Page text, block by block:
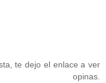
te dejo el enlace a ver